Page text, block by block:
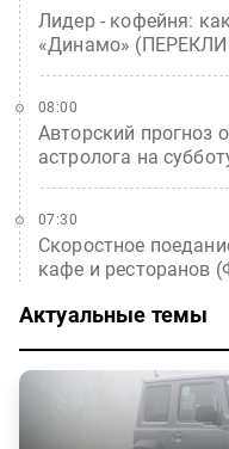
Лидер - кофейня:
«Динамо»
Авторский прогноз
астролога на
08:00
Скоростное
кафе и ресторанов
07:30
Актуальные темы